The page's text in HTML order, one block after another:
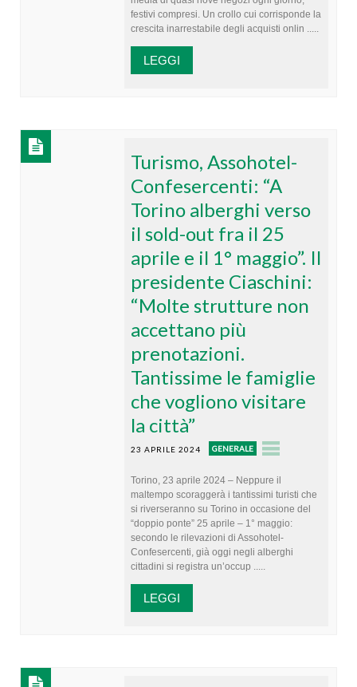
festivi compresi. Un crollo cui corrisponde la
crescita inarrestabile degli acquisti onlin .....
LEGGI
Turismo, Assohotel-
Confesercenti: “A
Torino alberghi verso
il sold-out fra il 25
aprile e il 1° maggio”. Il
presidente Ciaschini:
“Molte strutture non
accettano più
prenotazioni.
Tantissime le famiglie
che vogliono visitare
la città”
23 APRILE 2024 GENERALE
Torino, 23 aprile 2024 – Neppure il
maltempo scoraggerà i tantissimi turisti che
si riverseranno su Torino in occasione del
“doppio ponte” 25 aprile – 1° maggio:
secondo le rilevazioni di Assohotel-
Confesercenti, già oggi negli alberghi
cittadini si registra un’occup .....
LEGGI